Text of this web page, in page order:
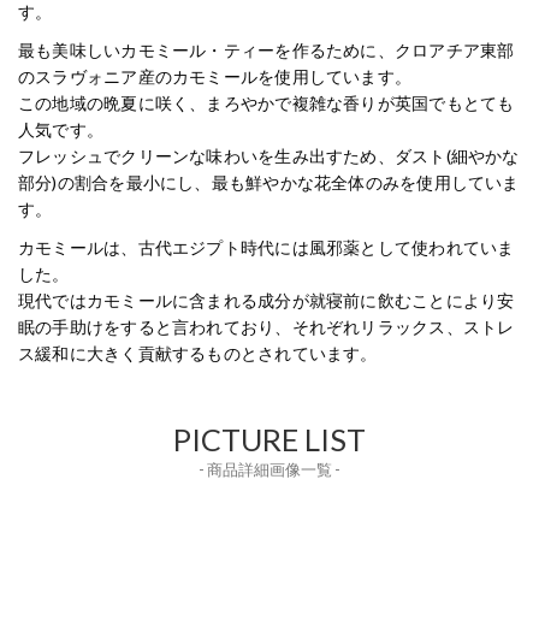
す。
最も美味しいカモミール・ティーを作るために、クロアチア東部
のスラヴォニア産のカモミールを使用しています。
この地域の晩夏に咲く、まろやかで複雑な香りが英国でもとても
人気です。
フレッシュでクリーンな味わいを生み出すため、ダスト(細やかな
部分)の割合を最小にし、最も鮮やかな花全体のみを使用していま
す。
カモミールは、古代エジプト時代には風邪薬として使われていま
した。
現代ではカモミールに含まれる成分が就寝前に飲むことにより安
眠の手助けをすると言われており、それぞれリラックス、ストレ
ス緩和に大きく貢献するものとされています。
PICTURE LIST
- 商品詳細画像一覧 -